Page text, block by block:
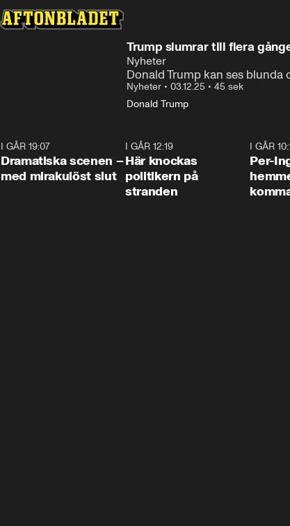
Trump slumrar till flera
Nyheter
Donald Trump kan ses
Nyheter • 03.12.25 • 45 sek
Donald Trump
I GÅR 19:07
Dramatiska scenen –
med mirakulöst slut
I GÅR 12:19
Här knockas
politikern på
stranden
I GÅR
Per-